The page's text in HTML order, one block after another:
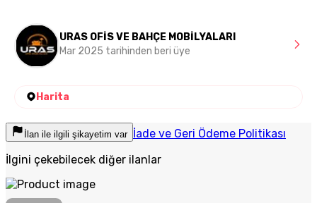
URAS OFİS VE BAHÇE MOBİLYALARI
Mar 2025 tarihinden beri üye
Harita
İlan ile ilgili şikayetim var İade ve Geri Ödeme Politikası
İlgini çekebilecek diğer ilanlar